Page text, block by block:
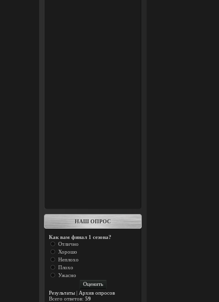
НАШ ОПРОС
Как вам финал 1 сезона?
Отлично
Хорошо
Неплохо
Плохо
Ужасно
Результаты | Архив опросов
Всего ответов: 59